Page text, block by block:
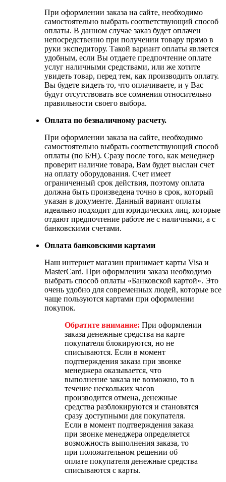
При оформлении заказа на сайте, необходимо
самостоятельно выбрать соответствующий способ
оплаты. В данном случае заказ будет оплачен
непосредственно при получении товару прямо в
руки экспедитору. Такой вариант оплаты является
удобным, если Вы отдаете предпочтение оплате
услуг наличными средствами, или же хотите
увидеть товар, перед тем, как производить оплату.
Вы будете видеть то, что оплачиваете, и у Вас
будут отсутствовать все сомнения относительно
правильности своего выбора.
Оплата по безналичному расчету.
При оформлении заказа на сайте, необходимо
самостоятельно выбрать соответствующий способ
оплаты (по Б/Н). Сразу после того, как менеджер
проверит наличие товара, Вам будет выслан счет
на оплату оборудования. Счет имеет
ограниченный срок действия, поэтому оплата
должна быть произведена точно в срок, который
указан в документе. Данный вариант оплаты
идеально подходит для юридических лиц, которые
отдают предпочтение работе не с наличными, а с
банковскими счетами.
Оплата банковскими картами
Наш интернет магазин принимает карты Visa и
MasterCard. При оформлении заказа необходимо
выбрать способ оплаты «Банковской картой». Это
очень удобно для современных людей, которые все
чаще пользуются картами при оформлении
покупок.
Обратите внимание: При оформлении
заказа денежные средства на карте
покупателя блокируются, но не
списываются. Если в момент
подтверждения заказа при звонке
менеджера оказывается, что
выполнение заказа не возможно, то в
течение нескольких часов
производится отмена, денежные
средства разблокируются и становятся
сразу доступными для покупателя.
Если в момент подтверждения заказа
при звонке менеджера определяется
возможность выполнения заказа, то
при положительном решении об
оплате покупателя денежные средства
списываются с карты.